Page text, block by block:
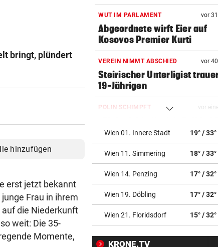
bringt, plündert
hinzufügen
erst jetzt bekannt
Frau in ihrem
die Niederkunft
weit: Die 35-
Momente,
WUT IM PARLAMENT vor
Abgeordnete wirft Eier auf
Kosovos Premier Kurti
VEREIN NIMMT ABSCHIED vor
Steirischer Unterligist
19-Jährigen
POLIN SCHIMPFT vor
de France Femmes
RANNTE AUF STRASSE vor
Mädchen in Tirol von
erfasst und verletzt
DRAMA WEGEN DÜRRE vor
„Wir haben rund 35
tote Fische entsorgt“
DIE „KRONE“ FRAGT NACH
Wien 01. Innere Stadt 19° / 33°
Wien 11. Simmering 18° / 33°
Wien 14. Penzing 17° / 32°
Wien 19. Döbling 17° / 32°
Wien 21. Floridsdorf 15° / 32°
KRONE.TV